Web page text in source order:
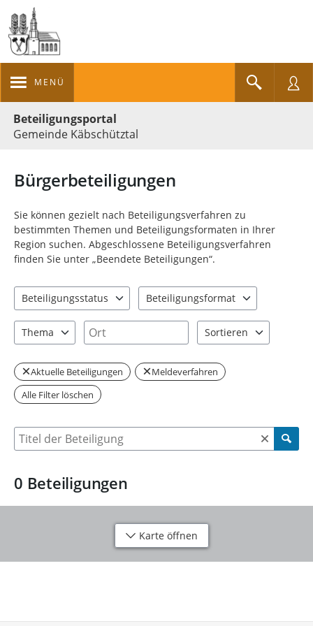
MENÜ
Beteiligungsportal
Gemeinde Käbschütztal
Bürgerbeteiligungen
Sie können gezielt nach Beteiligungsverfahren zu
bestimmten Themen und Beteiligungsformaten in Ihrer
Region suchen. Abgeschlossene Beteiligungsverfahren
finden Sie unter „Beendete Beteiligungen“.
Beteiligungsstatus
Beteiligungsformat
Thema
Ort
Sortieren
Aktuelle Beteiligungen
Meldeverfahren
Alle Filter löschen
Suche nach Beteiligung
0 Beteiligungen
Karte öffnen